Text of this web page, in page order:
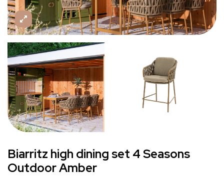
Biarritz high dining set 4 Seasons
Outdoor Amber